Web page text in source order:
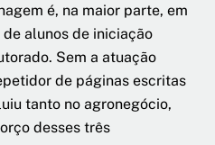
é, na maior parte, em
alunos de iniciação
Sem a atuação
de páginas escritas
tanto no agronegócio,
desses três